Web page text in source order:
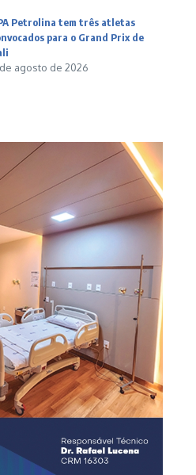
Petrolina tem três atletas
para o Grand Prix de
agosto de 2026